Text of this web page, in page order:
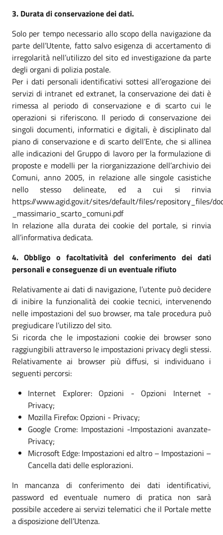
3. Durata di conservazione dei dati.
Solo per tempo necessario allo scopo della navigazione da
parte dell’Utente, fatto salvo esigenza di accertamento di
irregolarità nell’utilizzo del sito ed investigazione da parte
degli organi di polizia postale.
Per i dati personali identificativi sottesi all’erogazione dei
servizi di intranet ed extranet, la conservazione dei dati è
rimessa al periodo di conservazione e di scarto cui le
operazioni si riferiscono. Il periodo di conservazione dei
singoli documenti, informatici e digitali, è disciplinato dal
piano di conservazione e di scarto dell’Ente, che si allinea
alle indicazioni del Gruppo di lavoro per la formulazione di
proposte e modelli per la riorganizzazione dell’archivio dei
Comuni, anno 2005, in relazione alle singole casistiche
nello stesso delineate, ed a cui si rinvia
https://www.agid.gov.it/sites/default/files/repository_files/
_massimario_scarto_comuni.pdf
In relazione alla durata dei cookie del portale, si rinvia
all’informativa dedicata.
4. Obbligo o facoltatività del conferimento dei dati
personali e conseguenze di un eventuale rifiuto
Relativamente ai dati di navigazione, l’utente può decidere
di inibire la funzionalità dei cookie tecnici, intervenendo
nelle impostazioni del suo browser, ma tale procedura può
pregiudicare l’utilizzo del sito.
Si ricorda che le impostazioni cookie dei browser sono
raggiungibili attraverso le impostazioni privacy degli stessi.
Relativamente ai browser più diffusi, si individuano i
seguenti percorsi:
Internet Explorer: Opzioni - Opzioni Internet -
Privacy;
Mozilla Firefox: Opzioni - Privacy;
Google Crome: Impostazioni -Impostazioni avanzate-
Privacy;
Microsoft Edge: Impostazioni ed altro – Impostazioni –
Cancella dati delle esplorazioni.
In mancanza di conferimento dei dati identificativi,
password ed eventuale numero di pratica non sarà
possibile accedere ai servizi telematici che il Portale mette
a disposizione dell’Utenza.